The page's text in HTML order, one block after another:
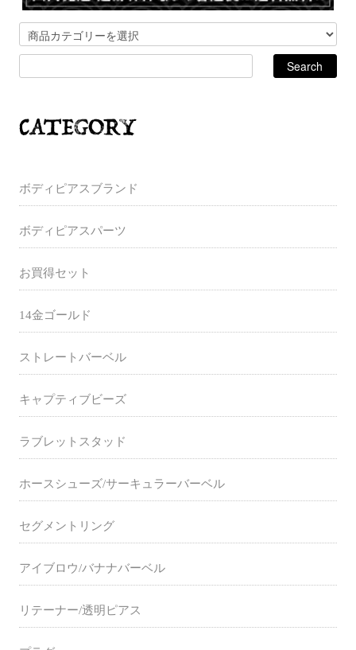
ボディピアスブランド
ボディピアスパーツ
お買得セット
14金ゴールド
ストレートバーベル
キャプティブビーズ
ラブレットスタッド
ホースシューズ/サーキュラーバーベル
セグメントリング
アイブロウ/バナナバーベル
リテーナー/透明ピアス